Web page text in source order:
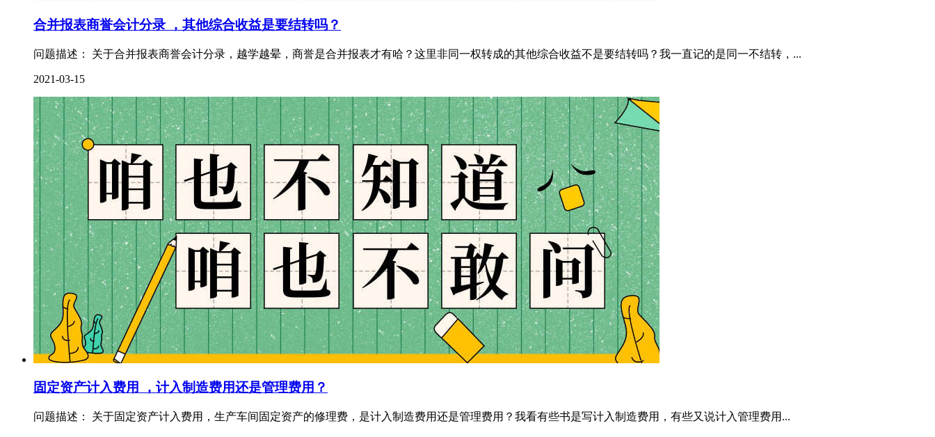
合并报表商誉会计分录 ，其他综合收益是要结转吗？
问题描述： 关于合并报表商誉会计分录，越学越晕，商誉是合并报表才有哈？这里非同一权转成的其他综合收益不是要结转吗？我一直记的是同一不结转，...
2021-03-15
固定资产计入费用 ，计入制造费用还是管理费用？
问题描述： 关于固定资产计入费用，生产车间固定资产的修理费，是计入制造费用还是管理费用？我看有些书是写计入制造费用，有些又说计入管理费用...